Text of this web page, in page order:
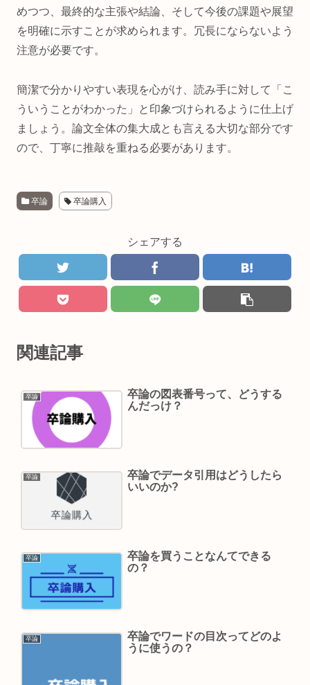
めつつ、最終的な主張や結論、そして今後の課題や展望
を明確に示すことが求められます。冗長にならないよう
注意が必要です。
簡潔で分かりやすい表現を心がけ、読み手に対して「こ
ういうことがわかった」と印象づけられるように仕上げ
ましょう。論文全体の集大成とも言える大切な部分です
ので、丁寧に推敲を重ねる必要があります。
卒論 卒論購入
シェアする
関連記事
卒論
卒論の図表番号って、どうする
んだっけ？
卒論
卒論でデータ引用はどうしたら
いいのか?
卒論
卒論を買うことなんてできる
の？
卒論
卒論でワードの目次ってどのよ
うに使うの？